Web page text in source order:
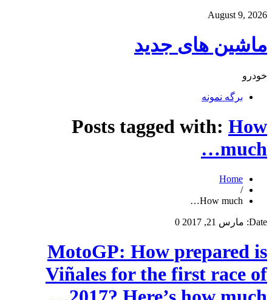
August 9, 2026
ماشین های جدید
خودرو
برگه نمونه
Posts tagged with: How
much…
Home
/
How much…
Date: مارس 21, 2017 0
MotoGP: How prepared is
Viñales for the first race of